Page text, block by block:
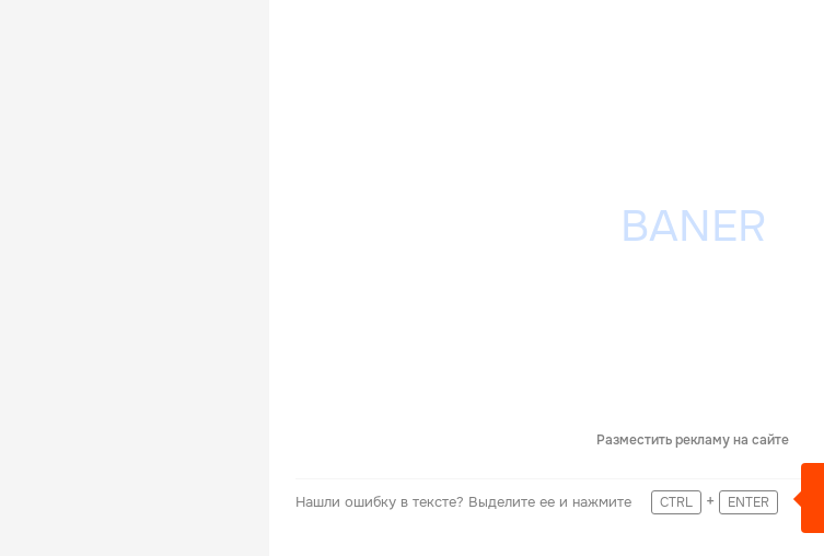
Разместить рекламу на сайте
Нашли ошибку в тексте? Выделите ее и нажмите CTRL + ENTER